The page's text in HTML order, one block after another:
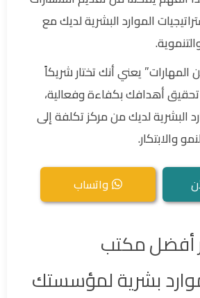
الموارد البشرية لديك مع
المهارات” يعني أنك تختار شريكاً
أهدافك بكفاءة وفعالية،
البشرية لديك من مركز تكلفة إلى
والابتكار.
واتساب
أفضل مكتب
بشرية لمؤسستك